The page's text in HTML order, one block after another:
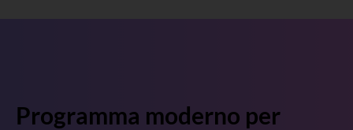
Programma moderno per